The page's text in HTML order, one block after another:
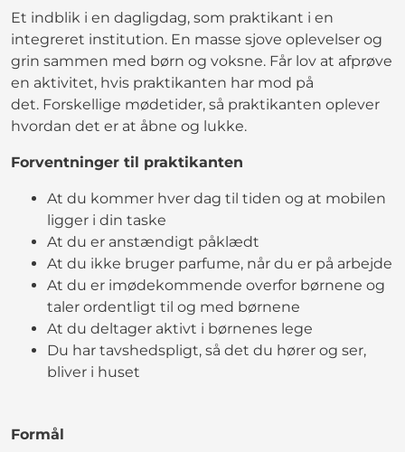
Et indblik i en dagligdag, som praktikant i en
integreret institution. En masse sjove oplevelser og
grin sammen med børn og voksne. Får lov at afprøve
en aktivitet, hvis praktikanten har mod på
det. Forskellige mødetider, så praktikanten oplever
hvordan det er at åbne og lukke.
Forventninger til praktikanten
At du kommer hver dag til tiden og at mobilen
ligger i din taske
At du er anstændigt påklædt
At du ikke bruger parfume, når du er på arbejde
At du er imødekommende overfor børnene og
taler ordentligt til og med børnene
At du deltager aktivt i børnenes lege
Du har tavshedspligt, så det du hører og ser,
bliver i huset
Formål